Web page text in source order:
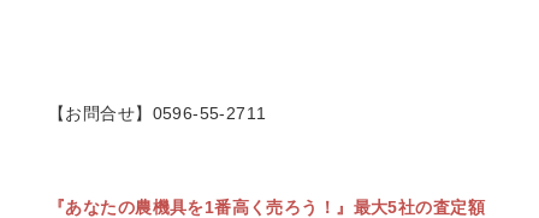
【お問合せ】0596-55-2711
『あなたの農機具を1番高く売ろう！』 最大5社の査定額